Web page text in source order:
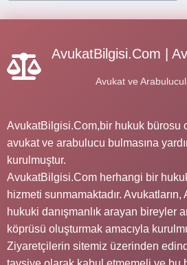
AvukatBilgisi.Com |
Avukat ve
AvukatBilgisi.Com,bir hukuk bürosu
avukat ve arabulucu bulmasına
kurulmuştur.
AvukatBilgisi.Com herhangi bir
hizmeti sunmamaktadır. Avukatların,
hukuki danışmanlık arayan bireyler
köprüsü oluşturmak amacıyla
Ziyaretçilerin sitemiz üzerinden